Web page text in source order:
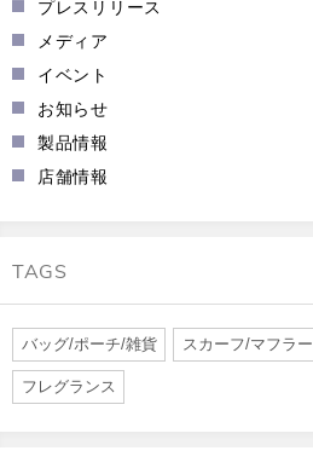
プレスリリース
メディア
イベント
お知らせ
製品情報
店舗情報
TAGS
バッグ/ポーチ/雑貨 スカーフ/マフラー
フレグランス